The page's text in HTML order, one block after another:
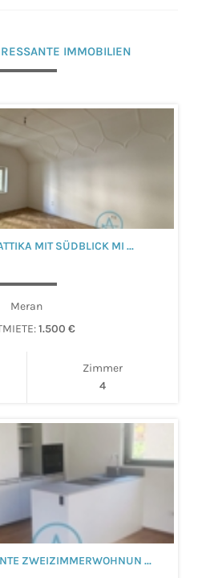
IMMOBILIEN
MIT SÜDBLICK MI ...
Meran
1.500 €
Zimmer
4
ZWEIZIMMERWOHNUN ...